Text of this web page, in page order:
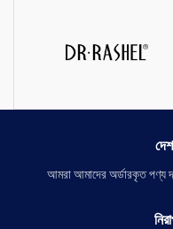
আমরা আমাদের অর্ডারকৃত পণ্য